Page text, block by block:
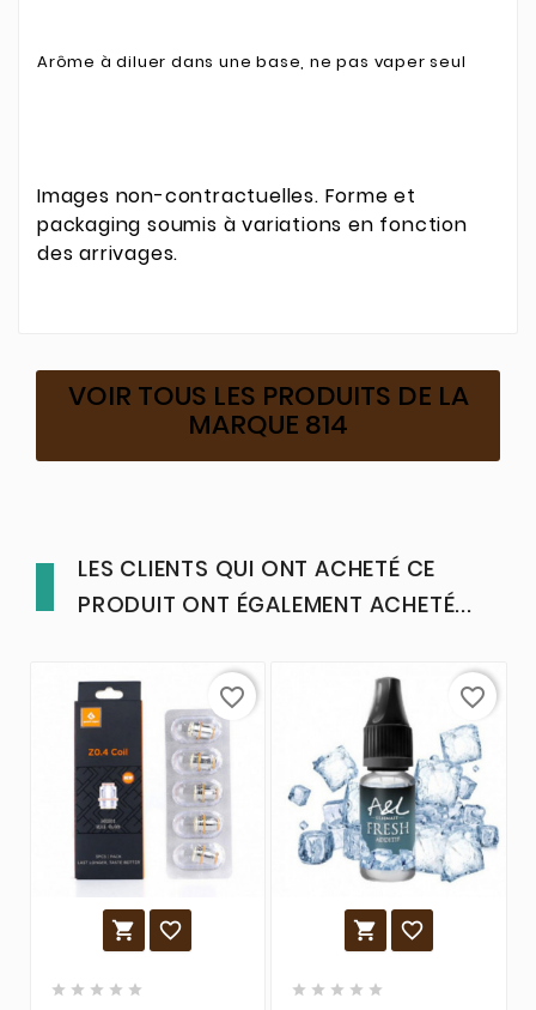
Arôme à diluer dans une base, ne pas vaper seul
Images non-contractuelles. Forme et
packaging soumis à variations en fonction
des arrivages.
VOIR TOUS LES PRODUITS DE LA
MARQUE 814
LES CLIENTS QUI ONT ACHETÉ CE
PRODUIT ONT ÉGALEMENT ACHETÉ...
 
    
favorite_border
 
    
favorite_border